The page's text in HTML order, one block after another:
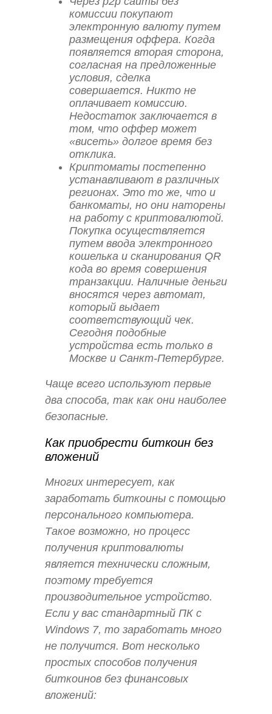
комиссии покупают
электронную валюту путем
размещения оффера. Когда
появляется вторая сторона,
согласная на предложенные
условия, сделка
совершается. Никто не
оплачивает комиссию.
Недостаток заключается в
том, что оффер может
«висеть» долгое время без
отклика.
Криптоматы постепенно
устанавливают в различных
регионах. Это то же, что и
банкоматы, но они наторены
на работу с криптовалютой.
Покупка осуществляется
путем ввода электронного
кошелька и сканирования QR
кода во время совершения
транзакции. Наличные деньги
вносятся через автомат,
который выдает
соответствующий чек.
Сегодня подобные
устройства есть только в
Москве и Санкт-Петербурге.
Чаще всего используют первые
два способа, так как они наиболее
безопасные.
Как приобрести биткоин без
вложений
Многих интересует, как
заработать биткоины с помощью
персонального компьютера.
Такое возможно, но процесс
получения криптовалюты
является технически сложным,
поэтому требуется
производительное устройство.
Если у вас стандартный ПК с
Windows 7, то заработать много
не получится. Вот несколько
простых способов получения
биткоинов без финансовых
вложений: